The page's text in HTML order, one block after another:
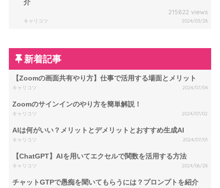
介
215822 views
キャリコツ 2024/03/28
新着記事
【Zoomの画面共有やり方】仕事で活用する場面とメリット
キャリコツ 2024/07/04
Zoomのサインインのやり方を簡単解説！
キャリコツ 2024/07/02
AIは何がいい？メリットとデメリットとおすすめ生成AI
キャリコツ 2024/07/01
【ChatGPT】AIを用いてエクセルで関数を活用する方法
キャリコツ 2024/06/28
チャットGTPで愚痴を聞いてもらうには？プロンプトを紹介